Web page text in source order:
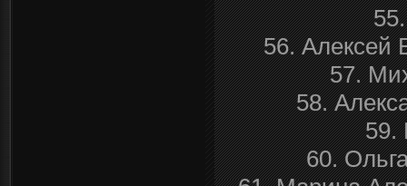
56. Алексей
57.
58.
59.
60.